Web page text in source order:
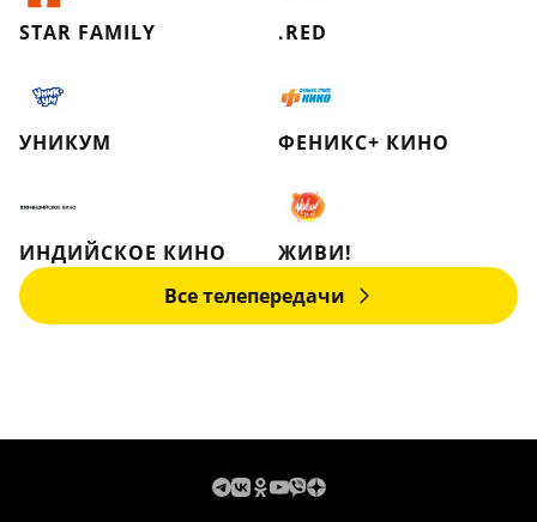
STAR FAMILY .RED
УНИКУМ ФЕНИКС+ КИНО
ИНДИЙСКОЕ КИНО
ЖИВИ!
Все телепередачи